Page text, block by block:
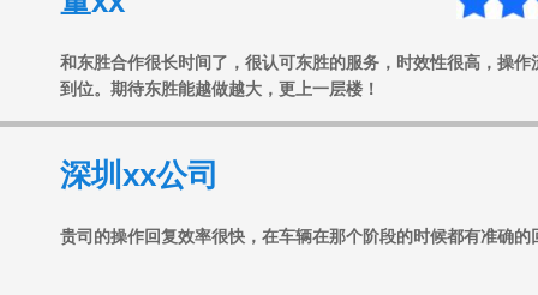
到位。期待东胜能越做越大，更上一层楼！